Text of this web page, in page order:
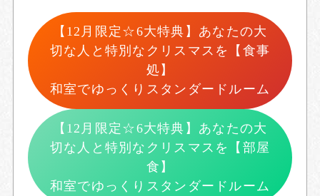
【12月限定☆6大特典】あなたの大
切な人と特別なクリスマスを【食事
処】
和室でゆっくりスタンダードルーム
【12月限定☆6大特典】あなたの大
切な人と特別なクリスマスを【部屋
食】
和室でゆっくりスタンダードルーム